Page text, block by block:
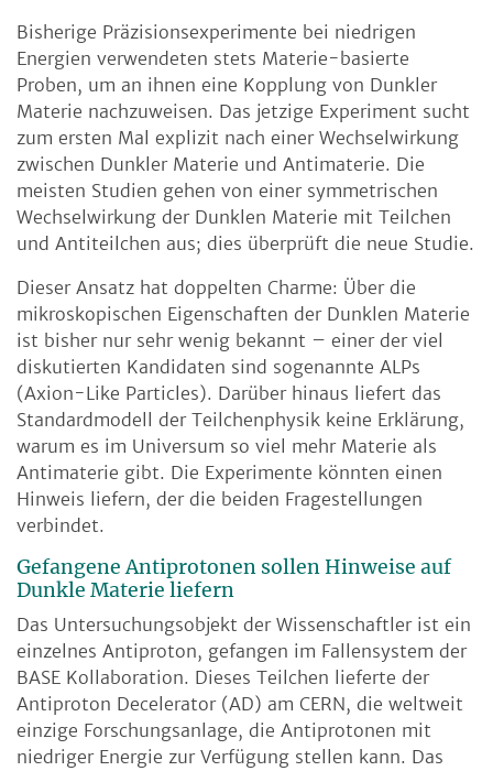
Bisherige Präzisionsexperimente bei niedrigen
Energien verwendeten stets Materie-basierte
Proben, um an ihnen eine Kopplung von Dunkler
Materie nachzuweisen. Das jetzige Experiment sucht
zum ersten Mal explizit nach einer Wechselwirkung
zwischen Dunkler Materie und Antimaterie. Die
meisten Studien gehen von einer symmetrischen
Wechselwirkung der Dunklen Materie mit Teilchen
und Antiteilchen aus; dies überprüft die neue Studie.
Dieser Ansatz hat doppelten Charme: Über die
mikroskopischen Eigenschaften der Dunklen Materie
ist bisher nur sehr wenig bekannt – einer der viel
diskutierten Kandidaten sind sogenannte ALPs
(Axion-Like Particles). Darüber hinaus liefert das
Standardmodell der Teilchenphysik keine Erklärung,
warum es im Universum so viel mehr Materie als
Antimaterie gibt. Die Experimente könnten einen
Hinweis liefern, der die beiden Fragestellungen
verbindet.
Gefangene Antiprotonen sollen Hinweise auf
Dunkle Materie liefern
Das Untersuchungsobjekt der Wissenschaftler ist ein
einzelnes Antiproton, gefangen im Fallensystem der
BASE Kollaboration. Dieses Teilchen lieferte der
Antiproton Decelerator (AD) am CERN, die weltweit
einzige Forschungsanlage, die Antiprotonen mit
niedriger Energie zur Verfügung stellen kann. Das